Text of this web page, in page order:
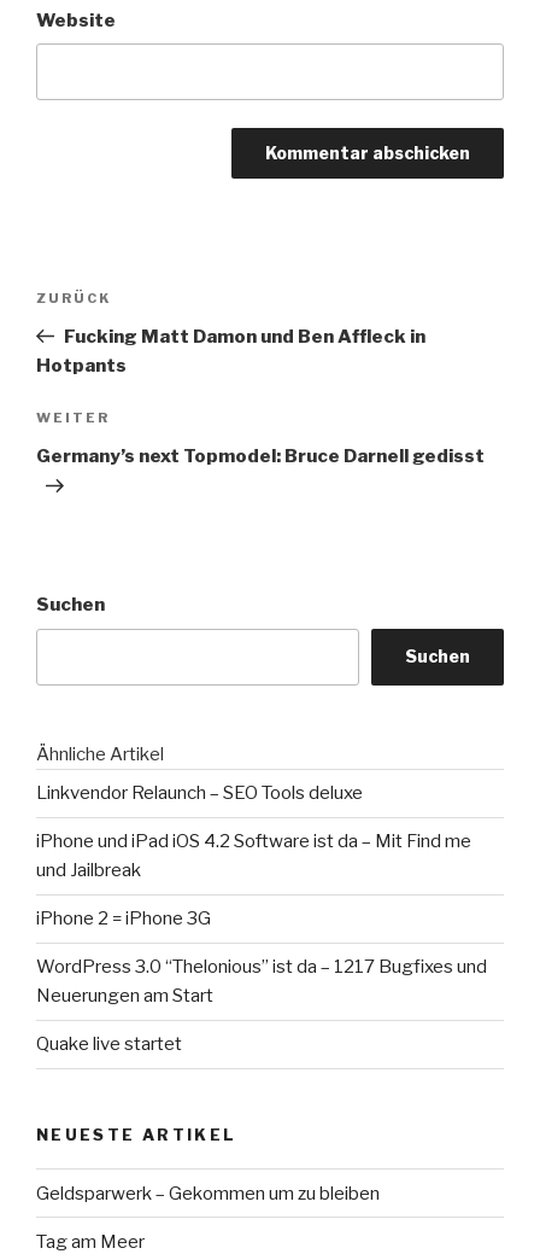
Website
Beitragsnavigation
Vorheriger
Beitrag
ZURÜCK
Fucking Matt Damon und Ben Affleck in
Hotpants
Nächster
Beitrag
WEITER
Germany’s next Topmodel: Bruce Darnell gedisst
Suchen
Suchen
Ähnliche Artikel
Linkvendor Relaunch – SEO Tools deluxe
iPhone und iPad iOS 4.2 Software ist da – Mit Find me
und Jailbreak
iPhone 2 = iPhone 3G
WordPress 3.0 “Thelonious” ist da – 1217 Bugfixes und
Neuerungen am Start
Quake live startet
NEUESTE ARTIKEL
Geldsparwerk – Gekommen um zu bleiben
Tag am Meer